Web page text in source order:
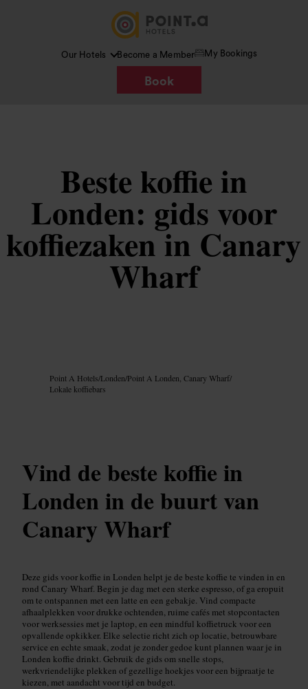
Our Hotels Become a Member My Bookings
Book
Beste koffie in
Londen: gids voor
koffiezaken in Canary
Wharf
Point A Hotels/Londen/Point A Londen, Canary Wharf/
Lokale koffiebars
Vind de beste koffie in
Londen in de buurt van
Canary Wharf
Deze gids voor koffie in Londen helpt je de beste koffie te vinden in en
rond Canary Wharf. Begin je dag met een sterke espresso, of ga eropuit
om te ontspannen met een latte en een gebakje. Vind compacte
afhaalplekken voor drukke ochtenden, ruime cafés met stopcontacten
voor werksessies met je laptop, en een mindful koffietruck voor een
opvallende opkikker. Elke selectie richt zich op locatie, betrouwbare
service en echte smaak, zodat je zonder gedoe kunt plannen waar je in
Londen koffie drinkt. Gebruik de gids om snelle stops,
werkvriendelijke plekken of gezellige hoekjes voor een bijpraatje te
kiezen, met aandacht voor tijd en budget.